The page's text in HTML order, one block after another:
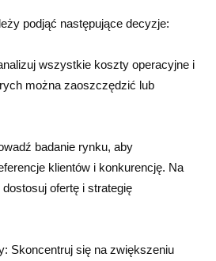
podjąć następujące decyzje:
wszystkie koszty operacyjne i
można zaoszczędzić lub
badanie rynku, aby
klientów i konkurencję. Na
ofertę i strategię
Skoncentruj się na zwiększeniu